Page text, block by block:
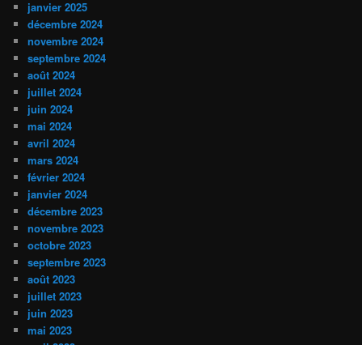
janvier 2025
décembre 2024
novembre 2024
septembre 2024
août 2024
juillet 2024
juin 2024
mai 2024
avril 2024
mars 2024
février 2024
janvier 2024
décembre 2023
novembre 2023
octobre 2023
septembre 2023
août 2023
juillet 2023
juin 2023
mai 2023